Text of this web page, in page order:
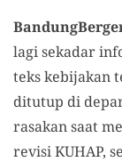
lagi sekadar
teks kebijakan
ditutup di
rasakan saat
revisi KUHAP,